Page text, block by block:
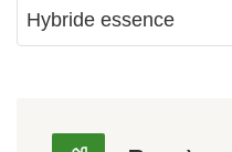
Hybride essence